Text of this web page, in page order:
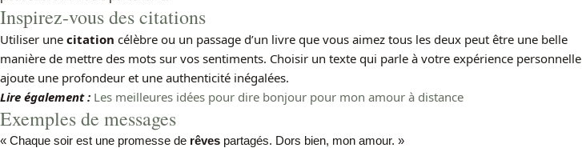
Inspirez-vous des citations
Utiliser une citation célèbre ou un passage d’un livre que vous aimez tous les deux peut être une belle
manière de mettre des mots sur vos sentiments. Choisir un texte qui parle à votre expérience personnelle
ajoute une profondeur et une authenticité inégalées.
Lire également : Les meilleures idées pour dire bonjour pour mon amour à distance
Exemples de messages
« Chaque soir est une promesse de rêves partagés. Dors bien, mon amour. »